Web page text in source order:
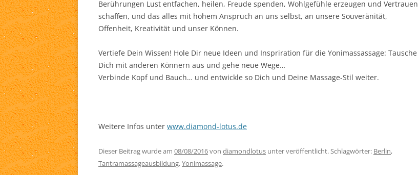
Berührungen Lust entfachen, heilen, Freude spenden, Wohlgefühle erzeugen und Vertrauen
schaffen, und das alles mit hohem Anspruch an uns selbst, an unsere Souveränität,
Offenheit, Kreativität und unser Können.
Vertiefe Dein Wissen! Hole Dir neue Ideen und Inspriration für die Yonimassassage: Tausche
Dich mit anderen Könnern aus und gehe neue Wege…
Verbinde Kopf und Bauch… und entwickle so Dich und Deine Massage-Stil weiter.
Weitere Infos unter www.diamond-lotus.de
Dieser Beitrag wurde am 08/08/2016von diamondlotus unter veröffentlicht. Schlagwörter: Berlin,
Tantramassageausbildung,Yonimassage.